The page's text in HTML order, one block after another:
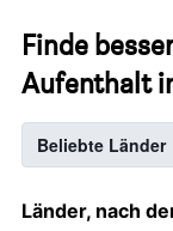
Finde
Aufenthalt
Beliebte Länder
Länder, nach